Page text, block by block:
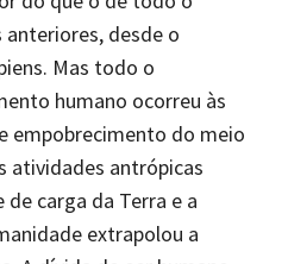
desde o
Mas todo o
humano ocorreu às
empobrecimento do meio
atividades antrópicas
carga da Terra e a
extrapolou a